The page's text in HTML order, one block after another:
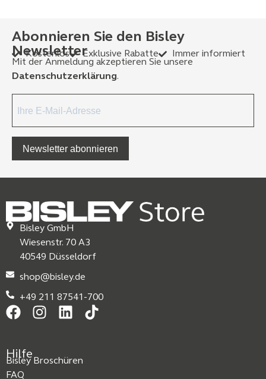
Abonnieren Sie den Bisley
Newsletter
Kostenlos Exklusive Rabatte
Immer informiert
Mit der Anmeldung akzeptieren Sie unsere
Datenschutzerklärung.
Newsletter abonnieren
Bisley GmbH
Wiesenstr. 70 A3
40549 Düsseldorf
shop@bisley.de
+49 211 87541-700
Hilfe
Bisley Broschüren
FAQ